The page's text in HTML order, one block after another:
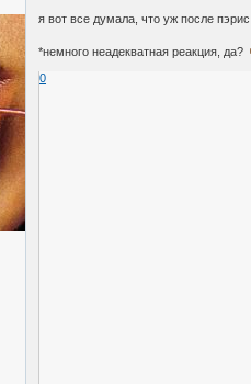
я вот все думала, что уж после
*немного неадекватная реакция, да?
0